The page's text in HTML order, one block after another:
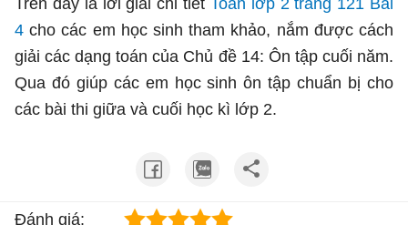
Trên đây là lời giải chi tiết
Toán lớp 2 trang 121 Bài
4 cho các em học sinh tham khảo, nắm được cách
giải các dạng toán của Chủ đề 14: Ôn tập cuối năm.
Qua đó giúp các em học sinh ôn tập chuẩn bị cho
các bài thi giữa và cuối học kì lớp 2.
Đánh giá: